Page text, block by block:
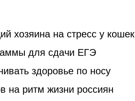
хозяина на стресс у кошек
для сдачи ЕГЭ
здоровье по носу
на ритм жизни россиян